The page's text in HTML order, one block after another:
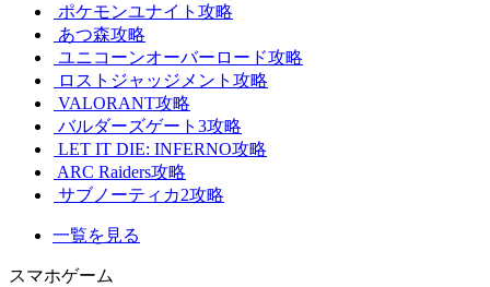
ポケモンユナイト攻略
あつ森攻略
ユニコーンオーバーロード攻略
ロストジャッジメント攻略
VALORANT攻略
バルダーズゲート3攻略
LET IT DIE: INFERNO攻略
ARC Raiders攻略
サブノーティカ2攻略
一覧を見る
スマホゲーム